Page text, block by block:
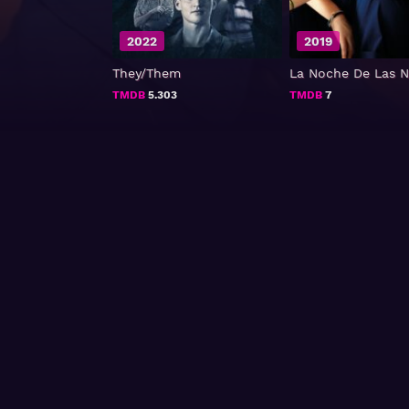
They/Them
TMDB 5.303
2022
La Noche De Las
TMDB7
2019